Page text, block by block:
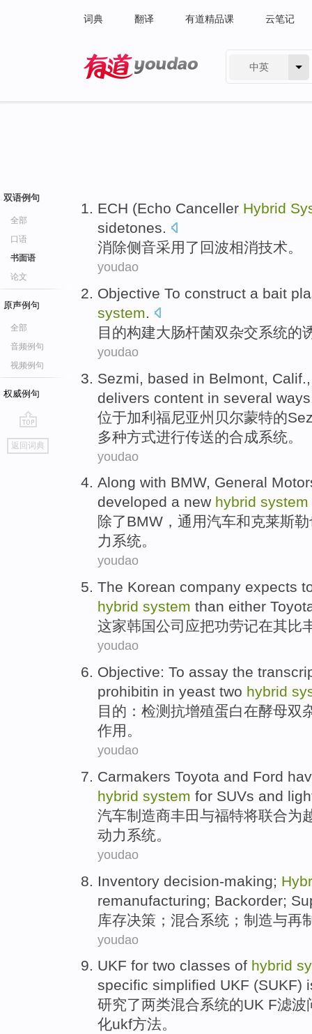
词典 翻译 有道精品课 云笔记
中英
双语例句
全部
口语
书面语
论文
原声例句
全部
音频例句
视频例句
权威例句
go
top
返回词典
ECH (Echo Canceller Hybrid
sidetones.
消除侧音采用了 回波相消技术。
youdao
Objective To construct a bait
system.
目的构建大肠杆菌双杂交系统的
youdao
Sezmi , based in Belmont Calif
delivers content in several ways
位于加利福尼亚州 贝尔蒙特的
多种方式进行传送的合成系统 。
youdao
Along with BMW, General
developed a new hybrid system
除了BMW ， 通用汽车和克莱斯勒
力 系统。
youdao
The Korean company expects
hybrid system than either
这家韩国公司 应把功劳记在其比
youdao
Objective: To assay the
prohibitin in yeast two hybrid
目的 ： 检测 抗增殖蛋白在酵母双
作用 。
youdao
Carmakers Toyota and Ford
hybrid system for SUVs and
汽车制造商丰田与福特将联合为
动力 系统。
youdao
Inventory decision-making;
remanufacturing; Backorder;
库存决策 ； 混合系统 ； 制造与再
youdao
UKF for two classes of hybrid
specific simplified UKF (SUKF)
研究了两类混合系统的UK F滤波
化ukf方法。